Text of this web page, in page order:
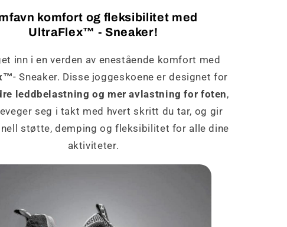
komfort og fleksibilitet med
UltraFlex™ - Sneaker!
inn i en verden av enestående komfort med
- Sneaker. Disse joggeskoene er designet for
leddbelastning og mer avlastning for foten,
seg i takt med hvert skritt du tar, og gir
støtte, demping og fleksibilitet for alle dine
aktiviteter.